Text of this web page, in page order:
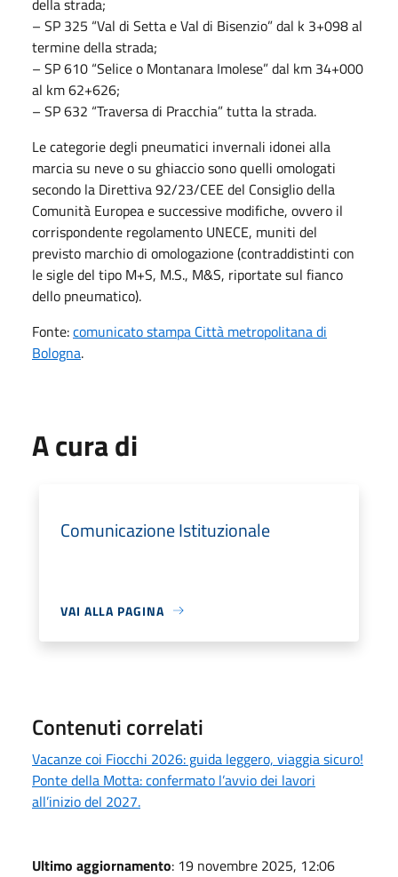
– SP 325 “Val di Setta e Val di Bisenzio” dal k 3+098 al
termine della strada;
– SP 610 “Selice o Montanara Imolese” dal km 34+000
al km 62+626;
– SP 632 “Traversa di Pracchia” tutta la strada.
Le categorie degli pneumatici invernali idonei alla
marcia su neve o su ghiaccio sono quelli omologati
secondo la Direttiva 92/23/CEE del Consiglio della
Comunità Europea e successive modifiche, ovvero il
corrispondente regolamento UNECE, muniti del
previsto marchio di omologazione (contraddistinti con
le sigle del tipo M+S, M.S., M&S, riportate sul fianco
dello pneumatico).
Fonte:comunicato stampa Città metropolitana di
Bologna.
A cura di
Comunicazione Istituzionale
VAI ALLA PAGINA
Contenuti correlati
Vacanze coi Fiocchi 2026: guida leggero, viaggia sicuro!
Ponte della Motta: confermato l’avvio dei lavori
all’inizio del 2027.
Ultimo aggiornamento: 19 novembre 2025, 12:06